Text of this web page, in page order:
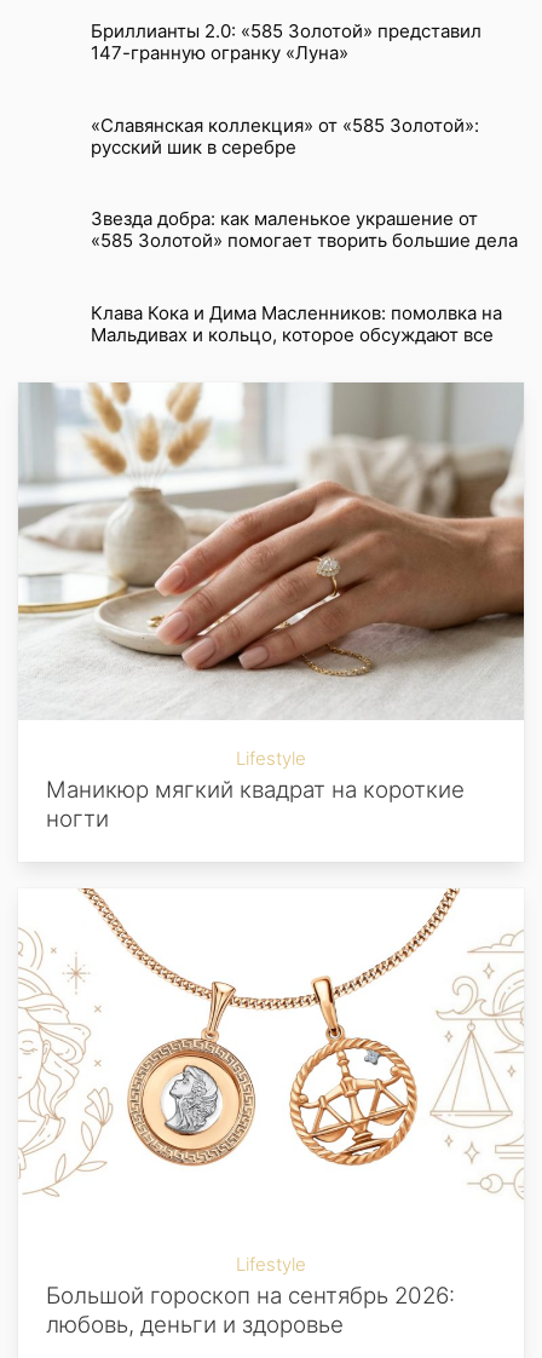
Бриллианты 2.0: «585 Золотой» представил
147-гранную огранку «Луна»
«Славянская коллекция» от «585 Золотой»:
русский шик в серебре
Звезда добра: как маленькое украшение от
«585 Золотой» помогает творить большие дела
Клава Кока и Дима Масленников: помолвка на
Мальдивах и кольцо, которое обсуждают все
Lifestyle
Маникюр мягкий квадрат на короткие
ногти
Lifestyle
Большой гороскоп на сентябрь 2026:
любовь, деньги и здоровье